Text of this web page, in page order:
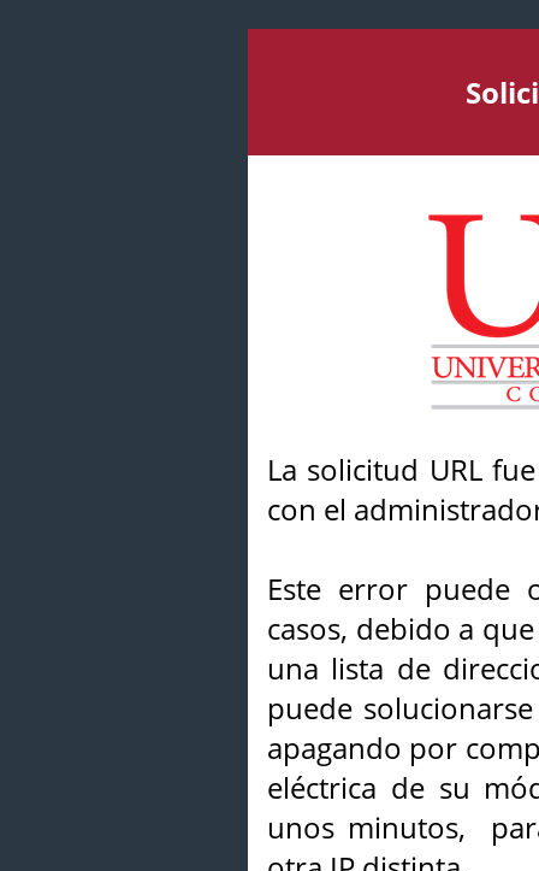
La solicitud URL
con el
Este error puede
casos, debido a
una lista de
puede
apagando por
eléctrica de su
unos minutos,